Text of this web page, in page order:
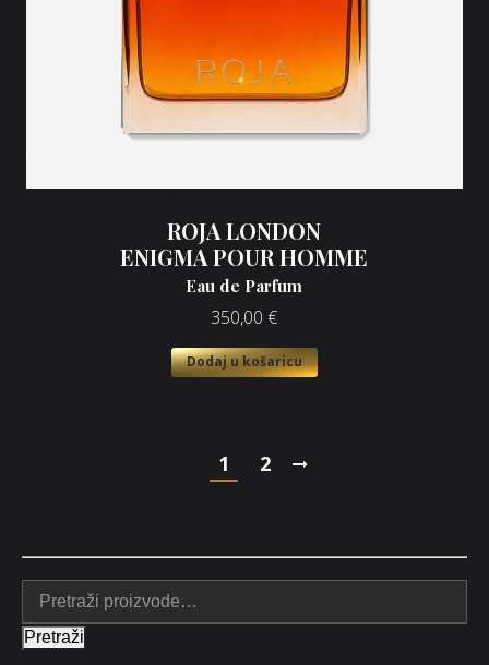
ROJA LONDON
ENIGMA POUR HOMME
Eau de Parfum
350,00 €
Dodaj u košaricu
1 2
Pretraži